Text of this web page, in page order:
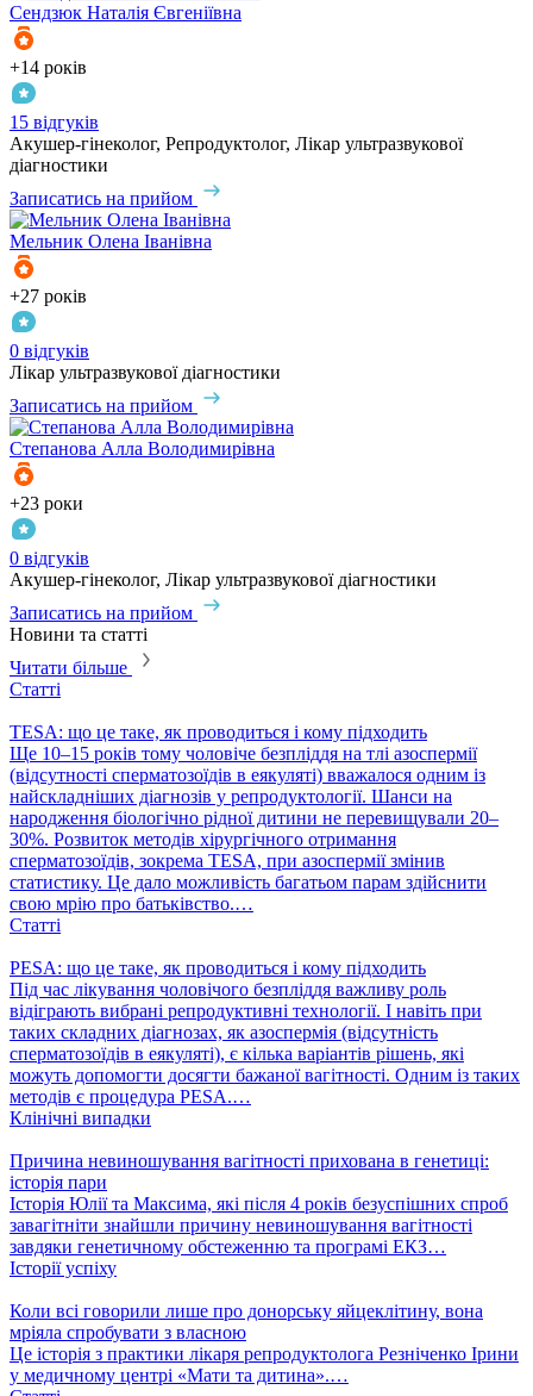
Сендзюк Наталія Євгеніївна
+14 років
15 відгуків
Акушер-гінеколог, Репродуктолог, Лікар ультразвукової
діагностики
Записатись на прийом
Мельник Олена Іванівна
+27 років
0 відгуків
Лікар ультразвукової діагностики
Записатись на прийом
Степанова Алла Володимирівна
+23 роки
0 відгуків
Акушер-гінеколог, Лікар ультразвукової діагностики
Записатись на прийом
Новини та статті
Читати більше
Статті
TESA: що це таке, як проводиться і кому підходить
​Ще 10–15 років тому чоловіче безпліддя на тлі азоспермії
(відсутності сперматозоїдів в еякуляті) вважалося одним із
найскладніших діагнозів у репродуктології. Шанси на
народження біологічно рідної дитини не перевищували 20–
30%. Розвиток методів хірургічного отримання
сперматозоїдів, зокрема TESA, при азоспермії змінив
статистику. Це дало можливість багатьом парам здійснити
свою мрію про батьківство.…
Статті
PESA: що це таке, як проводиться і кому підходить
Під час лікування чоловічого безпліддя важливу роль
відіграють вибрані репродуктивні технології. І навіть при
таких складних діагнозах, як азоспермія (відсутність
сперматозоїдів в еякуляті), є кілька варіантів рішень, які
можуть допомогти досягти бажаної вагітності. Одним із таких
методів є процедура PESA.…
Клінічні випадки
Причина невиношування вагітності прихована в генетиці:
історія пари
Історія Юлії та Максима, які після 4 років безуспішних спроб
завагітніти знайшли причину невиношування вагітності
завдяки генетичному обстеженню та програмі ЕКЗ…
Історії успіху
Коли всі говорили лише про донорську яйцеклітину, вона
мріяла спробувати з власною
Це історія з практики лікаря репродуктолога Резніченко Ірини
у медичному центрі «Мати та дитина».…